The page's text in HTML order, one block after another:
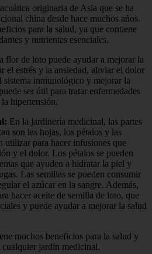
originaria de Asia que se ha
china desde hace muchos años.
para la salud, ya que contiene
y nutrientes esenciales.
flor de loto puede ayudar a mejorar la
el estrés y la ansiedad, aliviar el dolor
inmunológico y mejorar la
ser útil para tratar enfermedades
hipertensión.
En la jardinería medicinal, las partes
son las hojas, los pétalos y las
utilizar para hacer infusiones que
y el dolor. Los pétalos se pueden
que ayuden a hidratar la piel y
Las semillas se pueden consumir
el azúcar en la sangre. Además,
hacer aceite de semilla de loto, que
y puede ayudar a mejorar la salud
muchos beneficios para la salud y
cualquier jardín medicinal.